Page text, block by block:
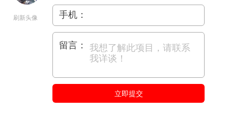
刷新头像 手机：
留言：
立即提交